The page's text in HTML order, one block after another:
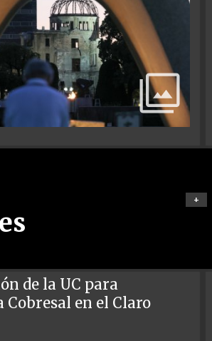
+
de la UC para
en el Claro